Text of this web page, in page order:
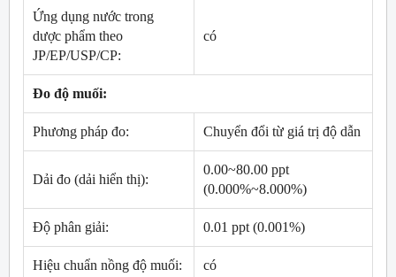
Ứng dụng nước trong
dược phẩm theo
JP/EP/USP/CP:
có
Đo độ muối:
Phương pháp đo: Chuyển đổi từ giá trị độ dẫn
Dải đo (dải hiển thị):
0.00~80.00 ppt
(0.000%~8.000%)
Độ phân giải: 0.01 ppt (0.001%)
Hiệu chuẩn nồng độ muối: có